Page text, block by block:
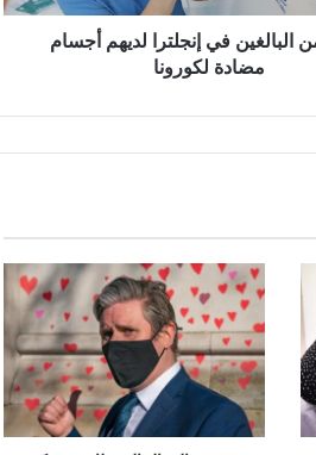
من البالغين في إنجلترا لديهم أجسام
مضادة لكورونا